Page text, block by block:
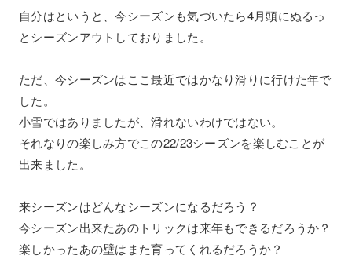
自分はというと、今シーズンも気づいたら4月頭にぬるっ
とシーズンアウトしておりました。
ただ、今シーズンはここ最近ではかなり滑りに行けた年で
した。
小雪ではありましたが、滑れないわけではない。
それなりの楽しみ方でこの22/23シーズンを楽しむことが
出来ました。
来シーズンはどんなシーズンになるだろう？
今シーズン出来たあのトリックは来年もできるだろうか？
楽しかったあの壁はまた育ってくれるだろうか？